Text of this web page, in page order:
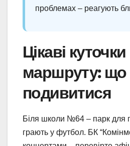
проблемах – реагують
Цікаві
маршруту: що
подивитися
Біля школи №64 – парк для
грають у футбол. БК